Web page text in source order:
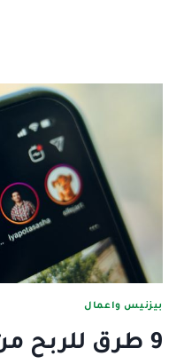
بيزنيس واعمال
9 طرق للربح